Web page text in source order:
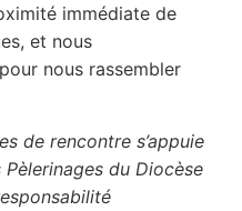
immédiate de
et nous
nous rassembler
de rencontre s’appuie
du Diocèse